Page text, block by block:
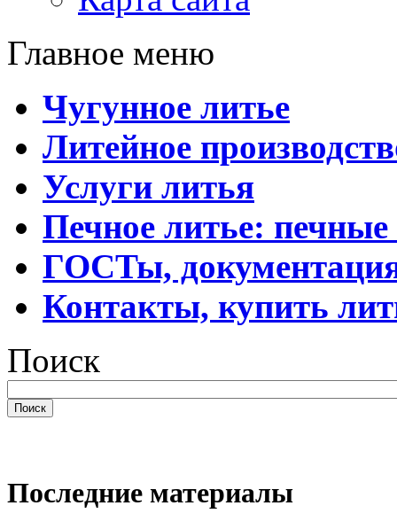
Главное меню
Чугунное литье
Литейное
Услуги литья
Печное литье:
ГОСТы,
Контакты, купить
Поиск
Поиск
Последние материалы